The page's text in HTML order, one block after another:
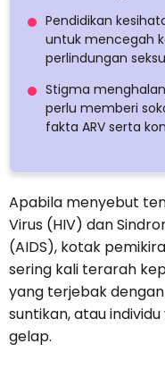
Pendidikan
untuk mencegah
perlindungan
Stigma
perlu memberi
fakta ARV serta
Apabila menyebut
Virus (HIV) dan
(AIDS), kotak
sering kali terarah
yang terjebak
suntikan, atau
gelap.